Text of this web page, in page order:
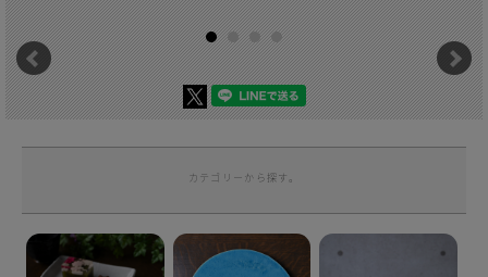
カテゴリーから探す。